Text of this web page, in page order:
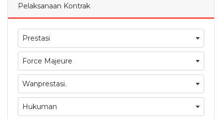
Pelaksanaan Kontrak
Prestasi
Force Majeure
Wanprestasi.
Hukuman